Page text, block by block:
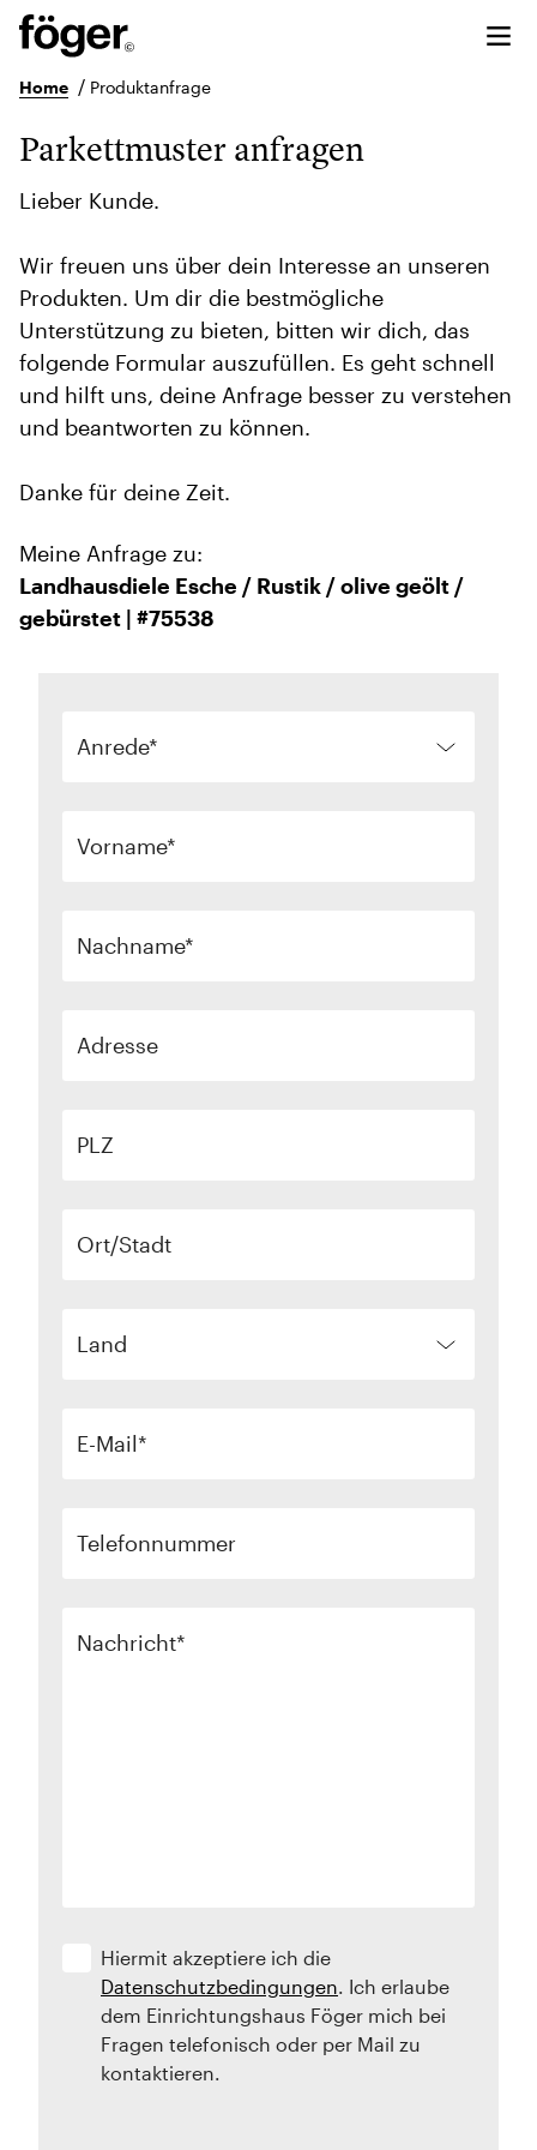
Home / Produktanfrage
Parkettmuster anfragen
Lieber Kunde.
Wir freuen uns über dein Interesse an unseren
Produkten. Um dir die bestmögliche
Unterstützung zu bieten, bitten wir dich, das
folgende Formular auszufüllen. Es geht schnell
und hilft uns, deine Anfrage besser zu verstehen
und beantworten zu können.
Danke für deine Zeit.
Meine Anfrage zu:
Landhausdiele Esche / Rustik / olive geölt /
gebürstet | #75538
Anrede
Vorname
Nachname
Adresse
PLZ
Ort/Stadt
Land
E-Mail
Telefonnummer
Nachricht
Hiermit akzeptiere ich die
Datenschutzbedingungen. Ich erlaube
dem Einrichtungshaus Föger mich bei
Fragen telefonisch oder per Mail zu
kontaktieren.